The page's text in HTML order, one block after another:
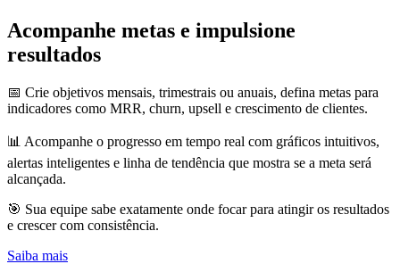
Acompanhe metas e impulsione
resultados
📅 Crie objetivos mensais, trimestrais ou anuais, defina metas para
indicadores como MRR, churn, upsell e crescimento de clientes.
📊 Acompanhe o progresso em tempo real com gráficos intuitivos,
alertas inteligentes e linha de tendência que mostra se a meta será
alcançada.
🎯 Sua equipe sabe exatamente onde focar para atingir os resultados
e crescer com consistência.
Saiba mais